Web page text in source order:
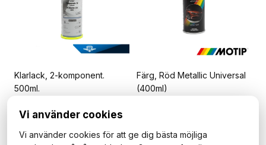
Klarlack, 2-komponent.
500ml.
459 kr
Lägg i kundvagn
Färg, Röd Metallic Universal
(400ml)
Lägg i kundvagn
Vi använder cookies
Vi använder cookies för att ge dig bästa möjliga